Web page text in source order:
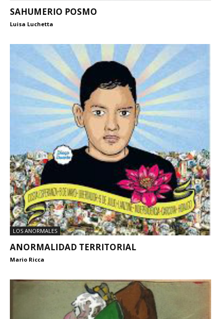
SAHUMERIO POSMO
Luisa Luchetta
LOS ANORMALES
ANORMALIDAD TERRITORIAL
Mario Ricca